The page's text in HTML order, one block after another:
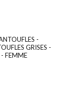
-
GRISES -
FEMME